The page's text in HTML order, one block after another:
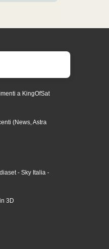
a KingOfSat
(News, Astra
- Sky Italia -
3D